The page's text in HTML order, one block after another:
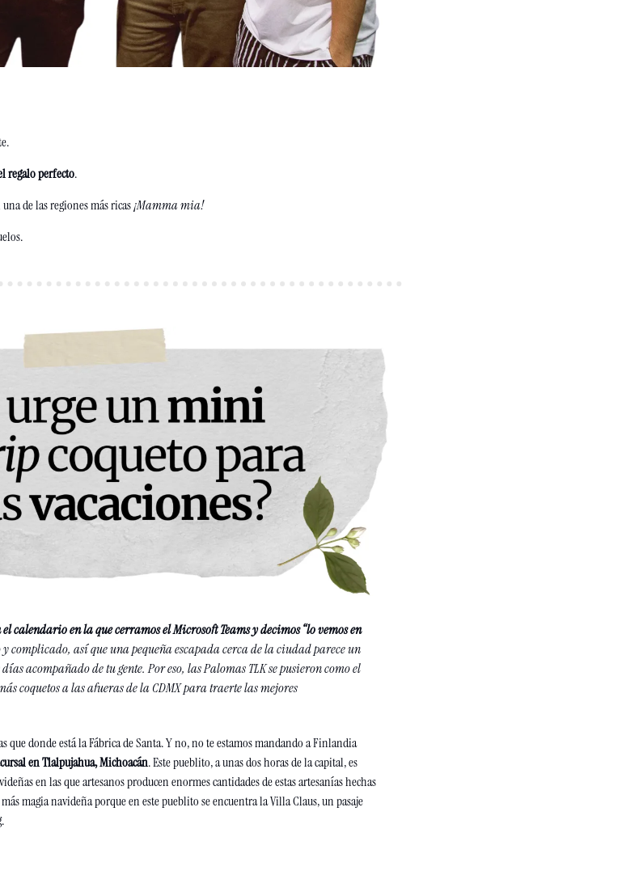
regalo perfecto.
de las regiones más ricas ¡Mamma mia!
calendario en la que cerramos el Microsoft Teams y decimos “lo vemos en
complicado, así que una pequeña escapada cerca de la ciudad parece un
acompañado de tu gente. Por eso, las Palomas TLK se pusieron como el
coquetos a las afueras de la CDMX para traerte las mejores
que donde está la Fábrica de Santa. Y no, no te estamos mandando a Finlandia
en Tlalpujahua, Michoacán. Este pueblito, a unas dos horas de la capital, es
en las que artesanos producen enormes cantidades de estas artesanías hechas
magia navideña porque en este pueblito seencuentra la Villa Claus, un pasaje